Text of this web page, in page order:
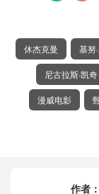
休杰克曼 基努
尼古拉斯·凯奇
漫威电影
作者：